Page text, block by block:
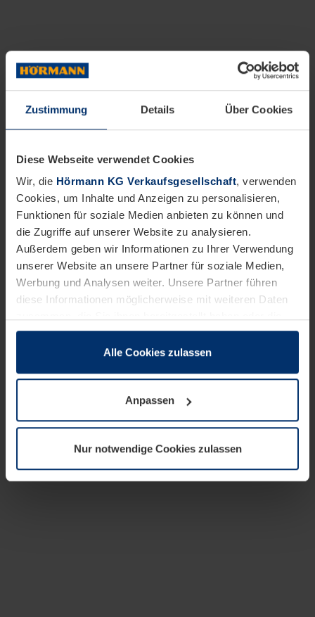
Zustimmung Details Über Cookies
Diese Webseite verwendet Cookies
Wir, die Hörmann KG Verkaufsgesellschaft, verwenden
Cookies, um Inhalte und Anzeigen zu personalisieren,
Funktionen für soziale Medien anbieten zu können und
die Zugriffe auf unserer Website zu analysieren.
Außerdem geben wir Informationen zu Ihrer Verwendung
unserer Website an unsere Partner für soziale Medien,
Werbung und Analysen weiter. Unsere Partner führen
diese Informationen möglicherweise mit weiteren Daten
sie im Rahmen Ihrer Nutzung der Dienste gesammelt
wenn diese für den Betrieb dieser Seite unbedingt
notwendig sind. Für alle anderen Cookie-Typen benötigen
wir Ihre Erlaubnis. Ihre Einwilligung können Sie jederzeit
Datenschutzerklärungunserer Website ändern oder
widerrufen.
Alle Cookies zulassen
Anpassen
Nur notwendige Cookies zulassen